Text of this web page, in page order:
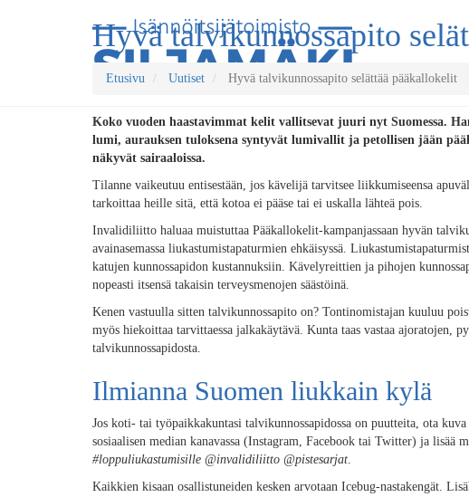
Hyvä talvikunnossapito
Etusivu Uutiset Hyvä talvikunnossapito selättää pääkallokelit
Koko vuoden haastavimmat kelit vallitsevat juuri nyt Suomessa.
lumi, aurauksen tuloksena syntyvät lumivallit ja petollisen jään
näkyvät sairaaloissa.
Tilanne vaikeutuu entisestään, jos kävelijä tarvitsee liikkumiseensa
tarkoittaa heille sitä, että kotoa ei pääse tai ei uskalla lähteä pois.
Invalidiliitto haluaa muistuttaa Pääkallokelit-kampanjassaan hyvän
avainasemassa liukastumistapaturmien ehkäisyssä.
katujen kunnossapidon kustannuksiin. Kävelyreittien ja pihojen
nopeasti itsensä takaisin terveysmenojen säästöinä.
Kenen vastuulla sitten talvikunnossapito on? Tontinomistajan kuuluu
myös hiekoittaa tarvittaessa jalkakäytävä. Kunta taas vastaa ajoratojen,
talvikunnossapidosta.
Ilmianna Suomen liukkain kylä
Jos koti- tai työpaikkakuntasi talvikunnossapidossa on puutteita, ota
sosiaalisen median kanavassa (Instagram, Facebook tai Twitter) ja lisää
#loppuliukastumisille @invalidiliitto @pistesarjat.
Kaikkien kisaan osallistuneiden kesken arvotaan Icebug-nastakengät.